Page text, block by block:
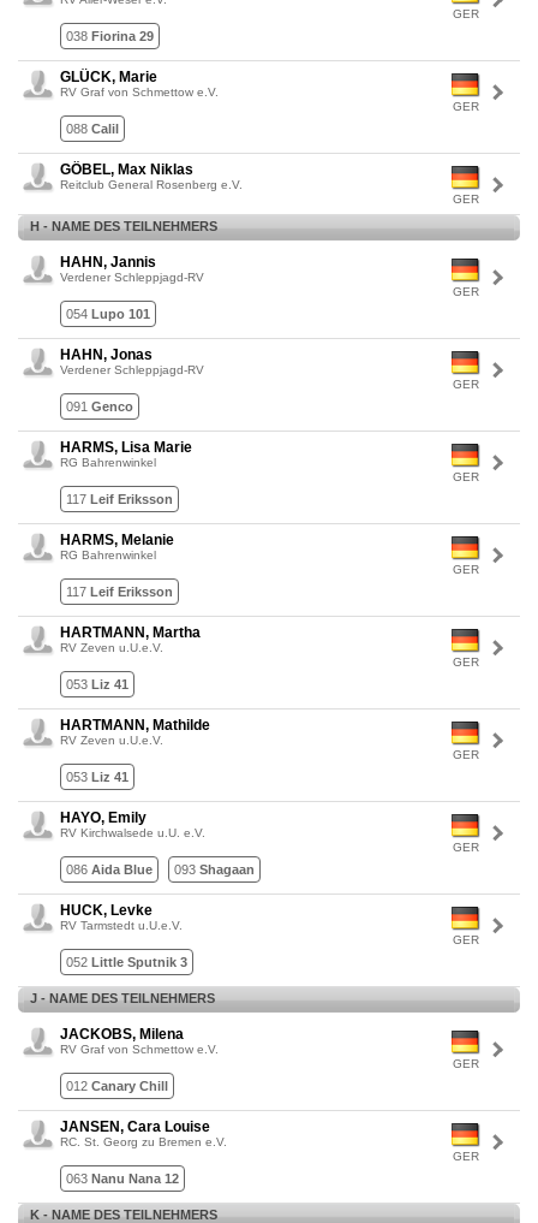
GER
038 Fiorina 29
GER
GLÜCK, Marie
RV Graf von Schmettow e.V.
088 Calil
GER
GÖBEL, Max Niklas
Reitclub General Rosenberg e.V.
H - NAME DES TEILNEHMERS
GER
HAHN, Jannis
Verdener Schleppjagd-RV
054 Lupo 101
GER
HAHN, Jonas
Verdener Schleppjagd-RV
091 Genco
GER
HARMS, Lisa Marie
RG Bahrenwinkel
117 Leif Eriksson
GER
HARMS, Melanie
RG Bahrenwinkel
117 Leif Eriksson
GER
HARTMANN, Martha
RV Zeven u.U.e.V.
053 Liz 41
GER
HARTMANN, Mathilde
RV Zeven u.U.e.V.
053 Liz 41
GER
HAYO, Emily
RV Kirchwalsede u.U. e.V.
086 Aida Blue 093 Shagaan
GER
HUCK, Levke
RV Tarmstedt u.U.e.V.
052 Little Sputnik 3
J - NAME DES TEILNEHMERS
GER
JACKOBS, Milena
RV Graf von Schmettow e.V.
012 Canary Chill
GER
JANSEN, Cara Louise
RC. St. Georg zu Bremen e.V.
063 Nanu Nana 12
K - NAME DES TEILNEHMERS